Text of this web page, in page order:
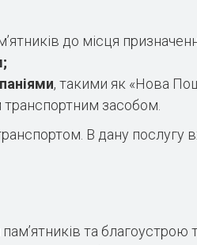
до місця
, такими як «Нова
транспортним засобом.
В дану послугу
та благоустрою